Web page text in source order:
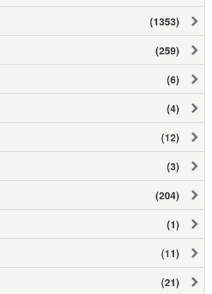
(1353)
(259)
(6)
(4)
(12)
(3)
(204)
(1)
(11)
(21)